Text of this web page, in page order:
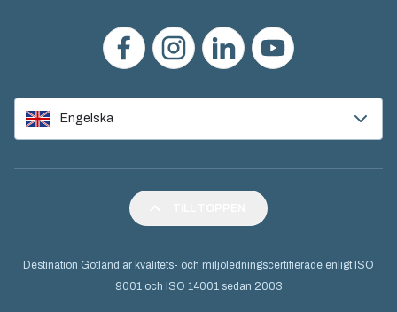
Engelska
Destination Gotland är kvalitets- och miljöledningscertifierade enligt ISO
9001 och ISO 14001 sedan 2003